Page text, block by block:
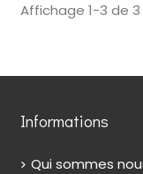
Affichage 1-3 de
Informations
Qui sommes